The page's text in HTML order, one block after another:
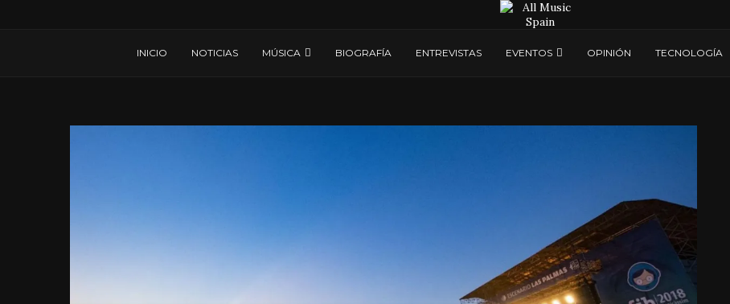
INICIO NOTICIAS MÚSICA BIOGRAFÍA ENTREVISTAS EVENTOS OPINIÓN TECNOLOGÍA